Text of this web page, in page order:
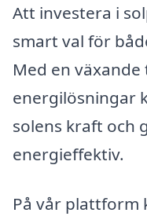
Att investera i
smart val för
Med en
energilösningar
solens kraft och
energieffektiv.
På vår plattform